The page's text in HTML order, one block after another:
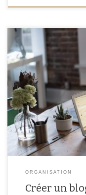
Le 9ème Salon de la
du XVème arrondissement.
et professionnels de la
animations étaient
d’intervenir sur le […]
ORGANISATION
Créer un